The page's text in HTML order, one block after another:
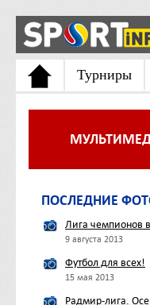
Турниры
ПОСЛЕДНИЕ
Лига чемпионов
9 августа 2013
Футбол для всех!
15 мая 2013
Радмир-лига.